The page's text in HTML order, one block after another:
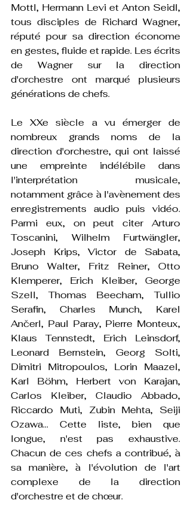
Mottl, Hermann Levi et Anton Seidl,
tous disciples de Richard Wagner,
réputé pour sa direction économe
en gestes, fluide et rapide. Les écrits
de Wagner sur la direction
d'orchestre ont marqué plusieurs
générations de chefs.
Le XXe siècle a vu émerger de
nombreux grands noms de la
direction d'orchestre, qui ont laissé
une empreinte indélébile dans
l'interprétation musicale,
notamment grâce à l'avènement des
enregistrements audio puis vidéo.
Parmi eux, on peut citer Arturo
Toscanini, Wilhelm Furtwängler,
Joseph Krips, Victor de Sabata,
Bruno Walter, Fritz Reiner, Otto
Klemperer, Erich Kleiber, George
Szell, Thomas Beecham, Tullio
Serafin, Charles Munch, Karel
Ančerl, Paul Paray, Pierre Monteux,
Klaus Tennstedt, Erich Leinsdorf,
Leonard Bernstein, Georg Solti,
Dimitri Mitropoulos, Lorin Maazel,
Karl Böhm, Herbert von Karajan,
Carlos Kleiber, Claudio Abbado,
Riccardo Muti, Zubin Mehta, Seiji
Ozawa… Cette liste, bien que
longue, n'est pas exhaustive.
Chacun de ces chefs a contribué, à
sa manière, à l'évolution de l'art
complexe de la direction
d'orchestre et de chœur.